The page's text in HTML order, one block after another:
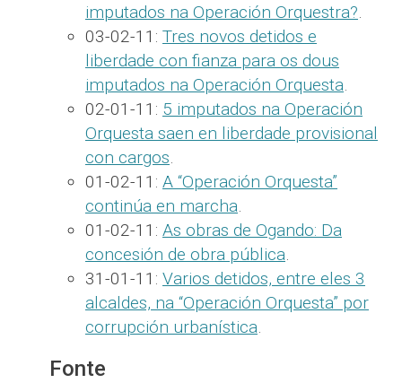
imputados na Operación Orquestra?.
03-02-11: Tres novos detidos e
liberdade con fianza para os dous
imputados na Operación Orquesta.
02-01-11: 5 imputados na Operación
Orquesta saen en liberdade provisional
con cargos.
01-02-11: A “Operación Orquesta”
continúa en marcha.
01-02-11: As obras de Ogando: Da
concesión de obra pública.
31-01-11: Varios detidos, entre eles 3
alcaldes, na “Operación Orquesta” por
corrupción urbanística.
Fonte